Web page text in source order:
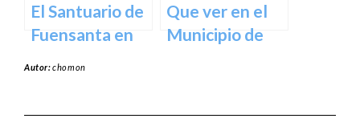
El Santuario de
Fuensanta en
Que ver en el
Municipio de
Autor:chomon